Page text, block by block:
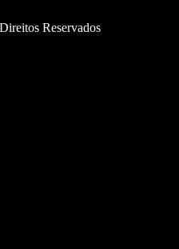
Reservados